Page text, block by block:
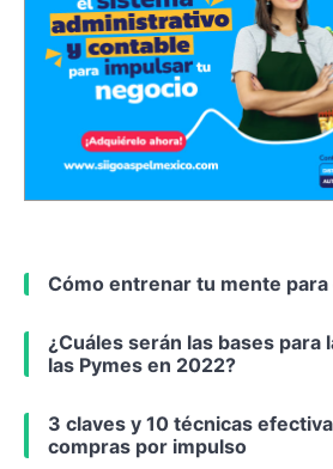
Cómo entrenar tu mente
¿Cuáles serán las bases para
las Pymes en 2022?
3 claves y 10 técnicas
compras por impulso